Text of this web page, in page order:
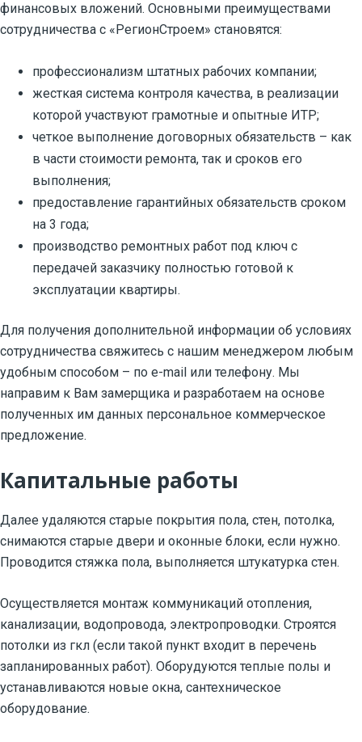
финансовых вложений. Основными преимуществами
сотрудничества с «РегионСтроем» становятся:
профессионализм штатных рабочих компании;
жесткая система контроля качества, в реализации
которой участвуют грамотные и опытные ИТР;
четкое выполнение договорных обязательств – как
в части стоимости ремонта, так и сроков его
выполнения;
предоставление гарантийных обязательств сроком
на 3 года;
производство ремонтных работ под ключ с
передачей заказчику полностью готовой к
эксплуатации квартиры.
Для получения дополнительной информации об условиях
сотрудничества свяжитесь с нашим менеджером любым
удобным способом – по e-mail или телефону. Мы
направим к Вам замерщика и разработаем на основе
полученных им данных персональное коммерческое
предложение.
Капитальные работы
Далее удаляются старые покрытия пола, стен, потолка,
снимаются старые двери и оконные блоки, если нужно.
Проводится стяжка пола, выполняется штукатурка стен.
Осуществляется монтаж коммуникаций отопления,
канализации, водопровода, электропроводки. Строятся
потолки из гкл (если такой пункт входит в перечень
запланированных работ). Оборудуются теплые полы и
устанавливаются новые окна, сантехническое
оборудование.